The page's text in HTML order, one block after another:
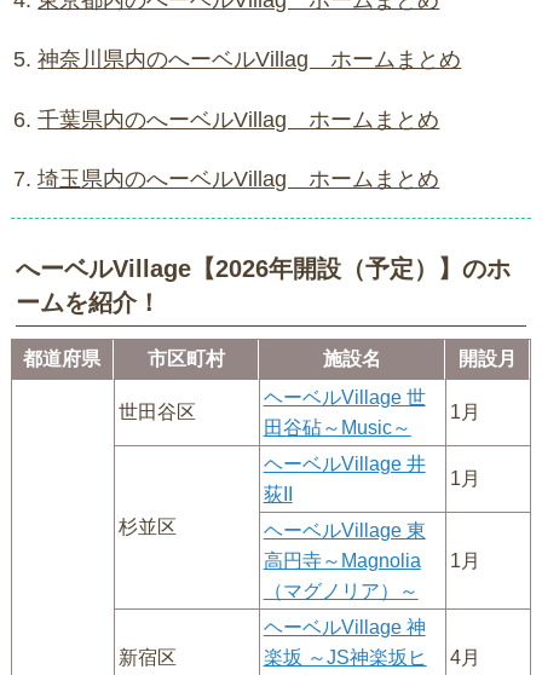
神奈川県内のへーベルVillag ホームまとめ
千葉県内のへーベルVillag ホームまとめ
埼玉県内のへーベルVillag ホームまとめ
へーベルVillage【2026年開設（予定）】のホ
ームを紹介！
都道府県 市区町村 施設名 開設月
世田谷区
ヘーベルVillage 世
田谷砧～Music～
1月
杉並区
ヘーベルVillage 井
荻II
1月
ヘーベルVillage 東
高円寺～Magnolia
（マグノリア）～
1月
新宿区
ヘーベルVillage 神
楽坂 ～JS神楽坂ヒ
4月